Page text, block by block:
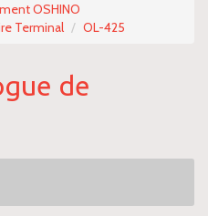
2026
OSHINO
Terminal OL-425
de